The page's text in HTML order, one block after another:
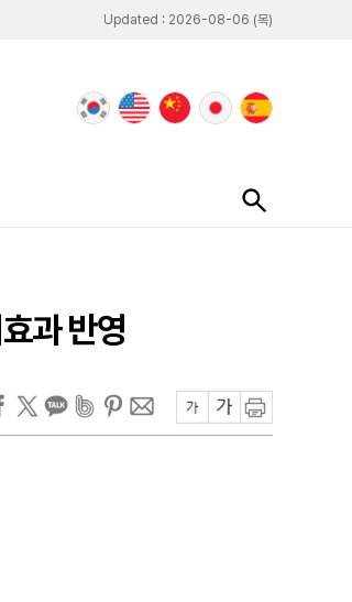
Updated : 2026-08-06 (목)
과 반영